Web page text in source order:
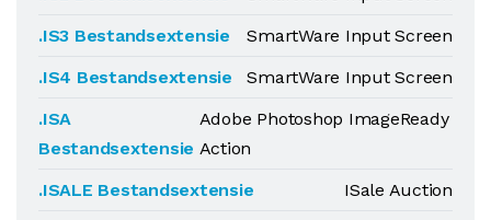
.IS3 Bestandsextensie
SmartWare Input Screen
.IS4 Bestandsextensie
SmartWare Input Screen
.ISA
Bestandsextensie
Adobe Photoshop ImageReady
Action
.ISALE Bestandsextensie
ISale Auction